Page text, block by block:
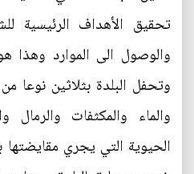
تحقيق الأهداف الرئيسية
والوصول الى الموارد وهذا
وتحفل البلدة بثلاثين نوعا
والماء والمكثفات والرمال
الحيوية التي يجري